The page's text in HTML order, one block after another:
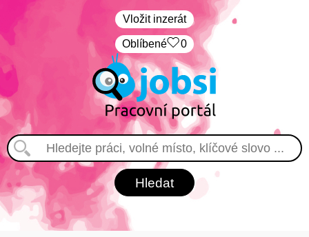
Vložit inzerát
Oblíbené 0